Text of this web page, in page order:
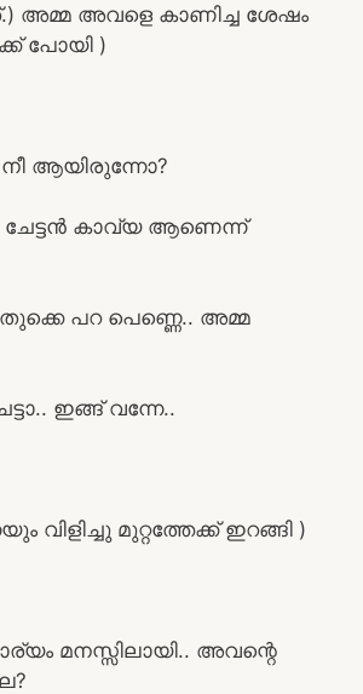
അമ്മ അവളെ കാണിച്ച ശേഷം
പോയി )
ആയിരുന്നോ?
ചേട്ടൻ കാവ്യ ആണെന്ന്
പറ പെണ്ണെ.. അമ്മ
ഇങ്ങ് വന്നേ..
വിളിച്ചു മുറ്റത്തേക്ക് ഇറങ്ങി )
മനസ്സിലായി.. അവന്റെ